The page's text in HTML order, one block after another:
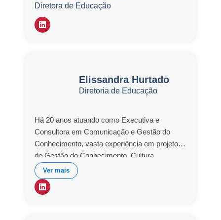
Diretora de Educação
Elissandra Hurtado
Diretoria de Educação
Há 20 anos atuando como Executiva e
Consultora em Comunicação e Gestão do
Conhecimento, vasta experiência em projetos
de Gestão do Conhecimento, Cultura
Organizacional, Planejamento Estratégico e
Gestão de Mudança. Participou dos projetos
Gestão de Mudança e Comunicação –
Ver mais